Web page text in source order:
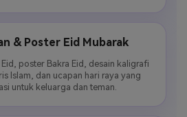
& Poster Eid Mubarak
poster Bakra Eid, desain kaligrafi
Islam, dan ucapan hari raya yang
untuk keluarga dan teman.